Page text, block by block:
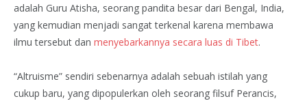
adalah Guru Atisha, seorang pandita besar dari Bengal, India,
yang kemudian menjadi sangat terkenal karena membawa
ilmu tersebut dan menyebarkannya secara luas di Tibet.
“Altruisme” sendiri sebenarnya adalah sebuah istilah yang
cukup baru, yang dipopulerkan oleh seorang filsuf Perancis,